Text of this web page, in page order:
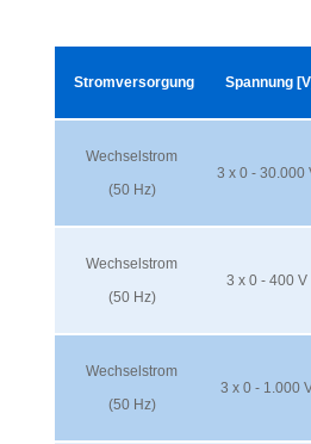
Stromversorgung Spannung
Wechselstrom
(50 Hz)
3 x 0 - 30.000
Wechselstrom
(50 Hz)
3 x 0 - 400 V
Wechselstrom
(50 Hz)
3 x 0 - 1.000